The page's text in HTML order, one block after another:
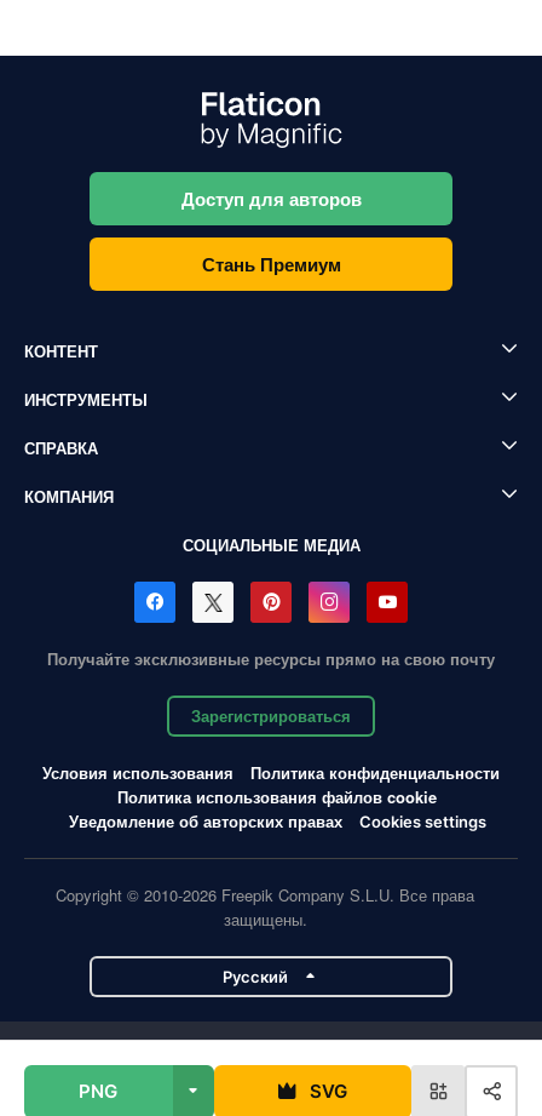
PNG SVG
Доступ для авторов
Стань Премиум
КОНТЕНТ
ИНСТРУМЕНТЫ
СПРАВКА
КОМПАНИЯ
СОЦИАЛЬНЫЕ МЕДИА
Получайте эксклюзивные ресурсы прямо на свою почту
Зарегистрироваться
Условия использования
Политика конфиденциальности
Политика использования файлов cookie
Уведомление об авторских правах
Cookies settings
Copyright © 2010-2026 Freepik Company S.L.U. Все права
защищены.
Pусский
Flaticon Slidesgo